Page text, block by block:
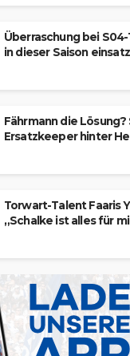
Überraschung bei
in dieser Saison
Fährmann die
Ersatzkeeper hinter
Torwart-Talent Faaris
„Schalke ist alles für